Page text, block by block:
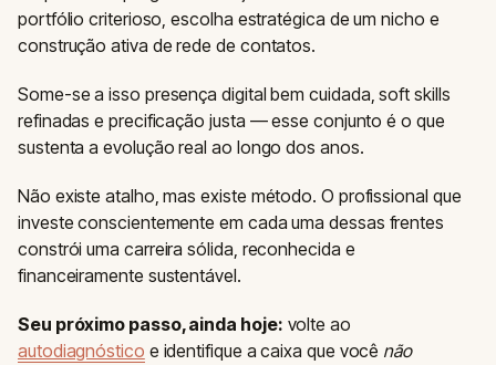
portfólio criterioso, escolha estratégica de um nicho e
construção ativa de rede de contatos.
Some-se a isso presença digital bem cuidada, soft skills
refinadas e precificação justa — esse conjunto é o que
sustenta a evolução real ao longo dos anos.
Não existe atalho, mas existe método. O profissional que
investe conscientemente em cada uma dessas frentes
constrói uma carreira sólida, reconhecida e
financeiramente sustentável.
Seu próximo passo, ainda hoje: volte ao
autodiagnóstico e identifique a caixa que você não